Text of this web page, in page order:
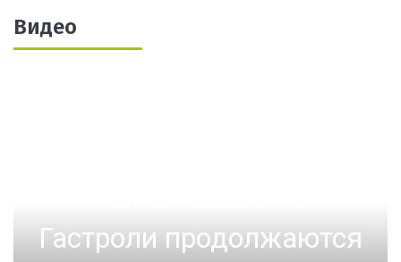
Видео
Гастроли продолжаются